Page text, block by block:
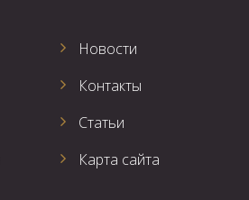
Новости
Контакты
Статьи
Карта сайта